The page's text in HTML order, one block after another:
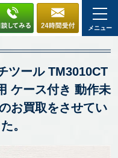
メニュー
ツール TM3010CT
ケース付き 動作未
お買取をさせてい
。